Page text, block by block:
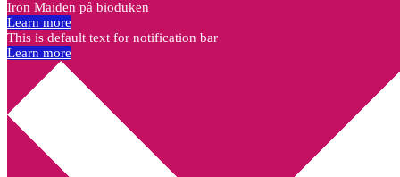
Iron Maiden på bioduken
Learn more
This is default text for notification bar
Learn more